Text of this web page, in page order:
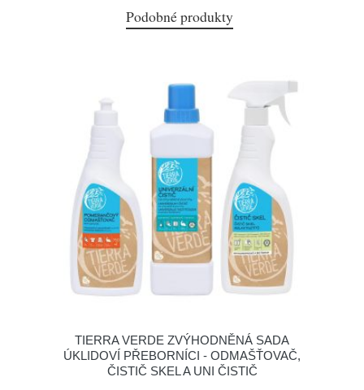
Podobné produkty
TIERRA VERDE ZVÝHODNĚNÁ SADA
ÚKLIDOVÍ PŘEBORNÍCI - ODMAŠŤOVAČ,
ČISTIČ SKEL A UNI ČISTIČ